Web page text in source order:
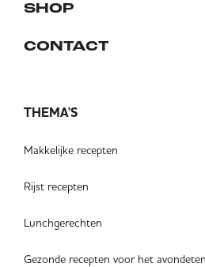
SHOP
CONTACT
THEMA'S
Makkelijke recepten
Rijst recepten
Lunchgerechten
Gezonde recepten voor het avondeten